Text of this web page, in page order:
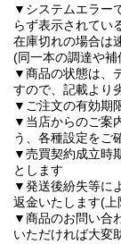
▼システムエラー
らず表示されてい
在庫切れの場合は
(同一本の調達や
▼商品の状態は、
すので、記載より
▼ご注文の有効期
▼当店からのご案
う、各種設定をご
▼売買契約成立時
とします
▼発送後紛失等に
返金いたします(
▼商品のお問い合
いただければ大変